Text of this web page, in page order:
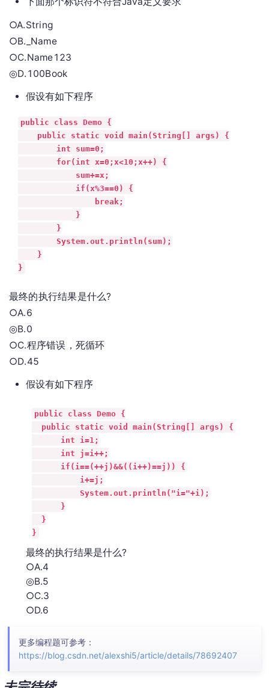
○A.String
○B._Name
○C.Name123
◎D.100Book
假设有如下程序
public class Demo {
    public static void main(String[] args) {
        int sum=0;
        for(int x=0;x<10;x++) {
            sum+=x;
            if(x%3==0) {
                break;
            }
        }
        System.out.println(sum);
    }
}
最终的执行结果是什么?
○A.6
◎B.0
○C.程序错误，死循环
○D.45
假设有如下程序
public class Demo {
  public static void main(String[] args) {
      int i=1;
      int j=i++;
      if(i==(++j)&&((i++)==j)) {
          i+=j;
          System.out.println("i="+i);
      }
  }
}
最终的执行结果是什么?
○A.4
◎B.5
○C.3
○D.6
更多编程题可参考：
https://blog.csdn.net/alexshi5/article/details/78692407